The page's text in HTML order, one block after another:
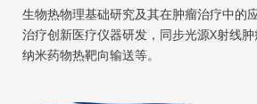
生物热物理基础研究及其在肿瘤治疗中的
治疗创新医疗仪器研发，同步光源X射线
纳米药物热靶向输送等。